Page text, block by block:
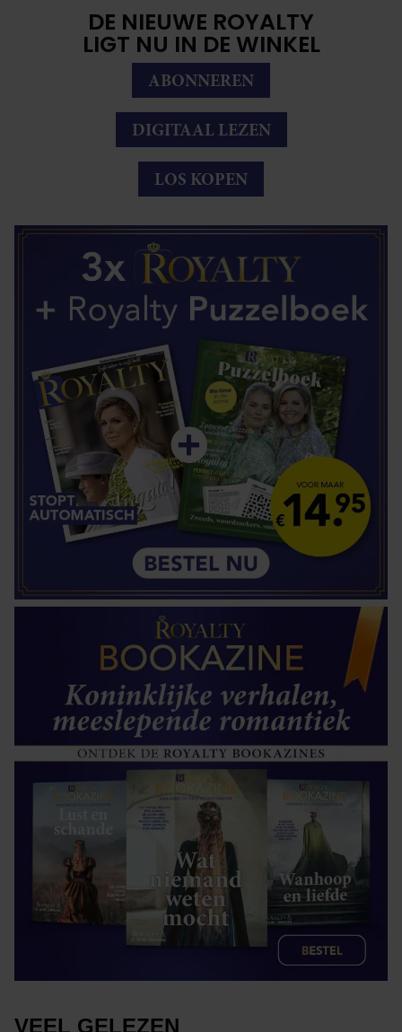
DE NIEUWE ROYALTY
LIGT NU IN DE WINKEL
ABONNEREN
DIGITAAL LEZEN
LOS KOPEN